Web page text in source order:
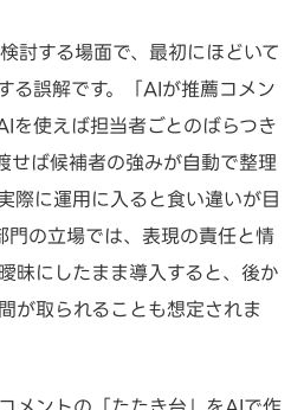
討する場面で、最初にほどいて
る誤解です。「AIが推薦コメン
を使えば担当者ごとのばらつき
せば候補者の強みが自動で整理
際に運用に入ると食い違いが目
門の立場では、表現の責任と情
昧にしたまま導入すると、後か
が取られることも想定されま